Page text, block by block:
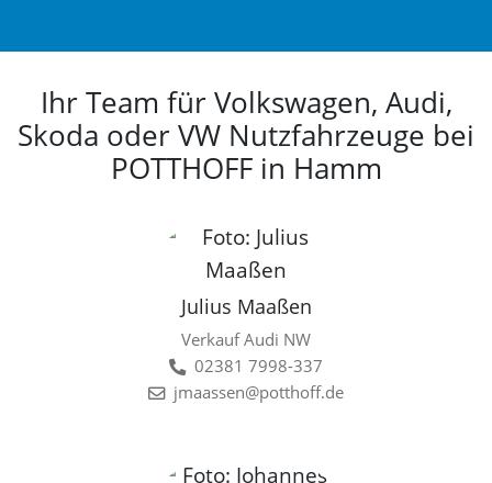
Ihr Team für Volkswagen, Audi,
Skoda oder VW Nutzfahrzeuge bei
POTTHOFF in Hamm
Julius Maaßen
Verkauf Audi NW
02381 7998-337
jmaassen@potthoff.de